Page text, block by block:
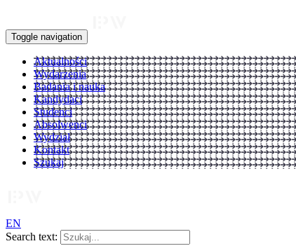
Toggle navigation
Aktualności
Wydarzenia
Badania i nauka
Kandydaci
Studenci
Absolwenci
Wydział
Kontakt
Szukaj
EN
Search text: